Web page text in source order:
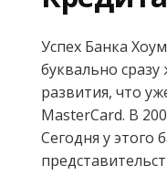
Успех Банка
буквально
развития, что
MasterCard. В
Сегодня у этого